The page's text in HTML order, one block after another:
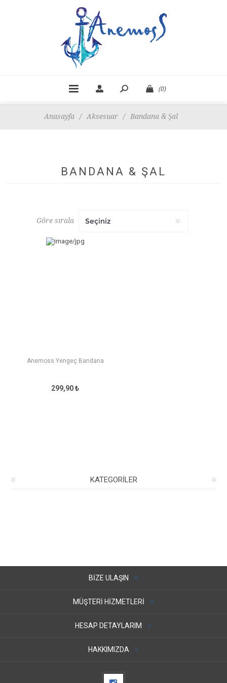
(0)
Anasayfa / Aksesuar / Bandana & Şal
BANDANA & ŞAL
Göre sırala
Anemoss Yengeç Bandana
299,90 ₺
KATEGORILER
BIZE ULAŞIN
MÜŞTERI HIZMETLERI
HESAP DETAYLARIM
HAKKIMIZDA